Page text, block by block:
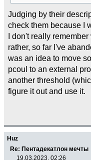
Judging by their
check them because I
I don't really
rather, so far I've
was an idea to move
pcoul to an external
another threshold
figure it out and use it.
Huz
Re: Пентадекатлон мечты
19.03.2023, 02:26